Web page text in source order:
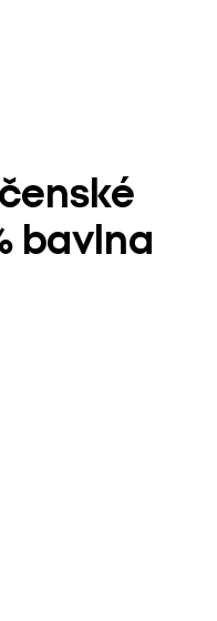
bavlna